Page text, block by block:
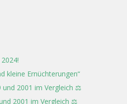
kleine Ernüchterungen“
2001 im Vergleich ⚖️
2001 im Vergleich ⚖️